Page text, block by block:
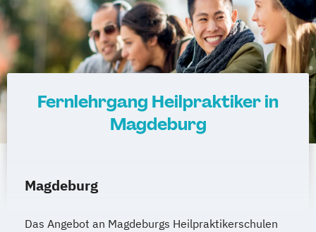
Fernlehrgang Heilpraktiker in
Magdeburg
Magdeburg
Das Angebot an Magdeburgs Heilpraktikerschulen